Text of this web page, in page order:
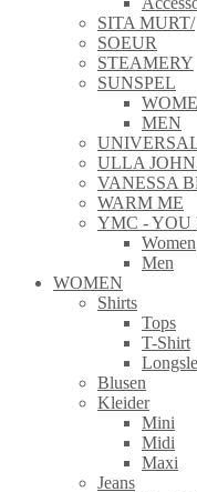
SITA MURT/
SOEUR
STEAMERY
SUNSPEL
MEN
ULLA
VANESSA
WARM ME
YMC - YOU
Women
Men
WOMEN
Shirts
Tops
T-Shirt
Blusen
Kleider
Mini
Midi
Maxi
Jeans